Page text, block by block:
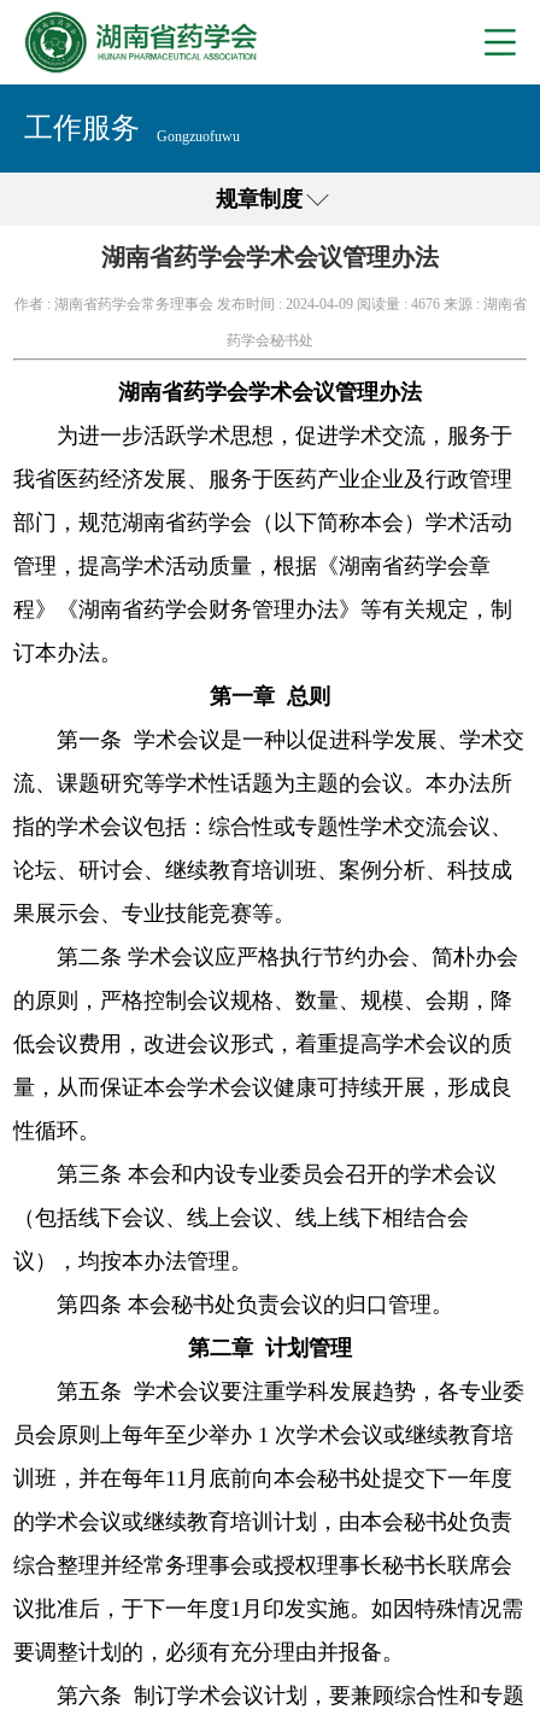
工作服务 Gongzuofuwu
规章制度
湖南省药学会学术会议管理办法
作者 : 湖南省药学会常务理事会 发布时间 : 2024-04-09 阅读量 : 4676 来源 : 湖南省
药学会秘书处
湖南省药学会学术会议管理办法
为进一步活跃学术思想，促进学术交流，服务于
我省医药经济发展、服务于医药产业企业及行政管理
部门，规范湖南省药学会（以下简称本会）学术活动
管理，提高学术活动质量，根据《湖南省药学会章
程》《湖南省药学会财务管理办法》等有关规定，制
订本办法。
第一章 总则
第一条 学术会议是一种以促进科学发展、学术交
流、课题研究等学术性话题为主题的会议。本办法所
指的学术会议包括：综合性或专题性学术交流会议、
论坛、研讨会、继续教育培训班、案例分析、科技成
果展示会、专业技能竞赛等。
第二条 学术会议应严格执行节约办会、简朴办会
的原则，严格控制会议规格、数量、规模、会期，降
低会议费用，改进会议形式，着重提高学术会议的质
量，从而保证本会学术会议健康可持续开展，形成良
性循环。
第三条 本会和内设专业委员会召开的学术会议
（包括线下会议、线上会议、线上线下相结合会
议），均按本办法管理。
第四条 本会秘书处负责会议的归口管理。
第二章 计划管理
第五条 学术会议要注重学科发展趋势，各专业委
员会原则上每年至少举办 1 次学术会议或继续教育培
训班，并在每年11月底前向本会秘书处提交下一年度
的学术会议或继续教育培训计划，由本会秘书处负责
综合整理并经常务理事会或授权理事长秘书长联席会
议批准后，于下一年度1月印发实施。如因特殊情况需
要调整计划的，必须有充分理由并报备。
第六条 制订学术会议计划，要兼顾综合性和专题